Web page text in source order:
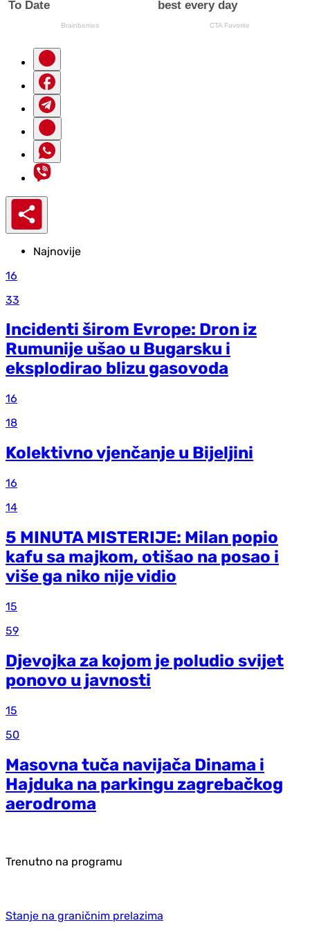
Najnovije
16
33
Incidenti širom Evrope: Dron iz
Rumunije ušao u Bugarsku i
eksplodirao blizu gasovoda
16
18
Kolektivno vjenčanje u Bijeljini
16
14
5 MINUTA MISTERIJE: Milan popio
kafu sa majkom, otišao na posao i
više ga niko nije vidio
15
59
Djevojka za kojom je poludio svijet
ponovo u javnosti
15
50
Masovna tuča navijača Dinama i
Hajduka na parkingu zagrebačkog
aerodroma
Trenutno na programu
Stanje na graničnim prelazima